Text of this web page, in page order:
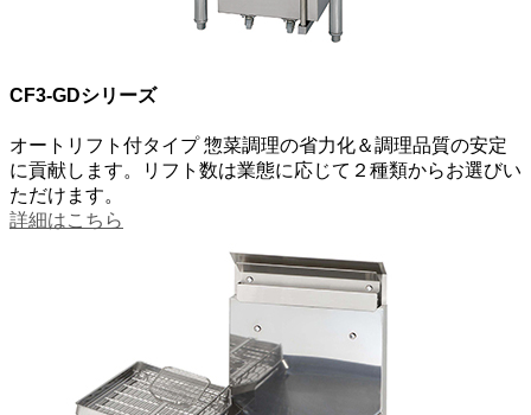
CF3-GDシリーズ
オートリフト付タイプ惣菜調理の省力化＆調理品質の安定
に貢献します。リフト数は業態に応じて２種類からお選びい
ただけます。
詳細はこちら